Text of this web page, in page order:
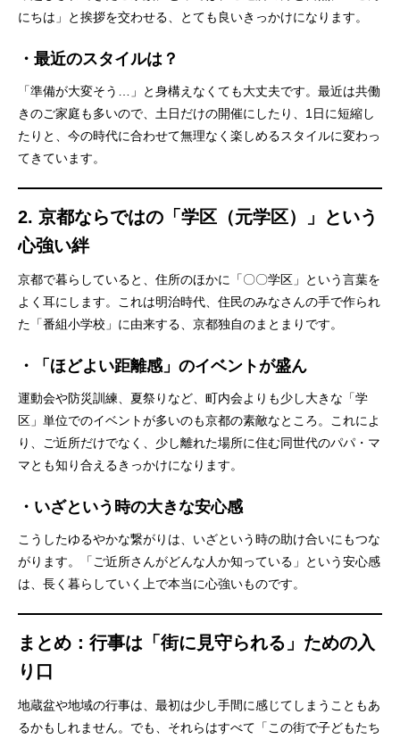
にちは」と挨拶を交わせる、とても良いきっかけになります。
・最近のスタイルは？
「準備が大変そう…」と身構えなくても大丈夫です。最近は共働
きのご家庭も多いので、土日だけの開催にしたり、1日に短縮し
たりと、今の時代に合わせて無理なく楽しめるスタイルに変わっ
てきています。
2. 京都ならではの「学区（元学区）」という
心強い絆
京都で暮らしていると、住所のほかに「〇〇学区」という言葉を
よく耳にします。これは明治時代、住民のみなさんの手で作られ
た「番組小学校」に由来する、京都独自のまとまりです。
・ 「ほどよい距離感」のイベントが盛ん
運動会や防災訓練、夏祭りなど、町内会よりも少し大きな「学
区」単位でのイベントが多いのも京都の素敵なところ。これによ
り、ご近所だけでなく、少し離れた場所に住む同世代のパパ・マ
マとも知り合えるきっかけになります。
・ いざという時の大きな安心感
こうしたゆるやかな繋がりは、いざという時の助け合いにもつな
がります。「ご近所さんがどんな人か知っている」という安心感
は、長く暮らしていく上で本当に心強いものです。
まとめ：行事は「街に見守られる」ための入
り口
地蔵盆や地域の行事は、最初は少し手間に感じてしまうこともあ
るかもしれません。でも、それらはすべて「この街で子どもたち